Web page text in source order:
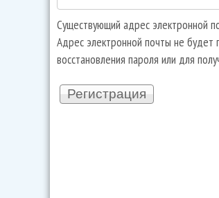
Существующий адрес электронной
Адрес электронной почты не будет
восстановления пароля или для